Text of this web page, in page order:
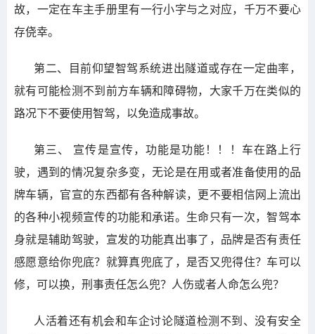
故，一定在车主手册里有一行小字与之对应，千万不要心
存侥幸。
第二、目前仰望智驾系统进出隧道或存在一定曲率，
就有可能检测不到前方车辆和障碍物，大家千万在类似的
路况下不要使用智驾，以免造成事故。
第三、 宣传是宣传，功能是功能！！！车在路上行
驶，遇到的情况复杂多变，无论是在用或者准备使用的品
牌车辆，官宣的东西都有各种解读，更不要相信网上流出
的各种小视频宣传的功能和承诺。生命只有一次，智驾本
身就是辅助驾驶，宣发的功能真出事了，品牌是否有责任
感愿意给你兜底？就算真兜底了，是否又兜得住？车可以
修，可以换，刑事责任怎么兜？人伤或者人命怎么兜？
人活着还有机会和车企讨论隧道检测不到、没有安全